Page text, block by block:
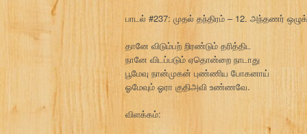
பாடல் #237: முதல் தந்திரம் – 12. அந்தணர்
தானே விடும்பற் றிரண்டும் தரித்திட
நானே விடப்படும் ஏதொன்றை நாடாது
பூமேவு நான்முகன் புண்ணிய போகனாய்
ஓமேவும் ஓரா குதிஅவி உண்ணவே.
விளக்கம்: